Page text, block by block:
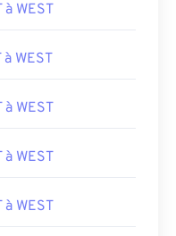
à WEST
à WEST
à WEST
à WEST
à WEST